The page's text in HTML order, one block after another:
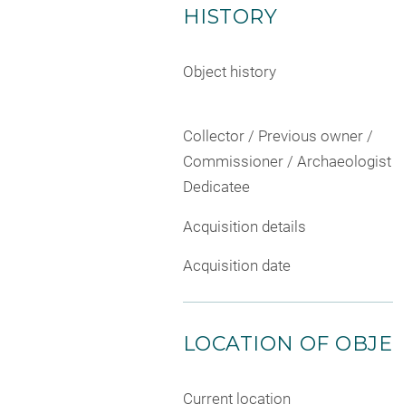
HISTORY
Object history
Collector / Previous owner /
Commissioner /
Dedicatee
Acquisition details
Acquisition date
LOCATION OF
Current location